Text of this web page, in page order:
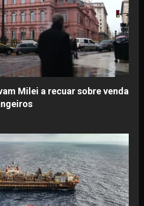
Milei a recuar sobre venda